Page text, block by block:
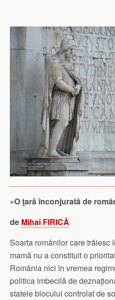
«O ţară înconjurată de
de Mihai FIRICĂ
Soarta românilor care trăiesc
mamă nu a constituit o
România nici în vremea
politica imbecilă de
statele blocului controlat de